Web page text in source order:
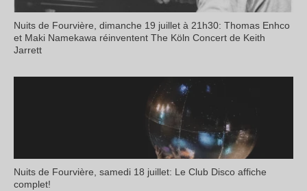
Nuits de Fourvière, dimanche 19 juillet à 21h30: Thomas Enhco
et Maki Namekawa réinventent The Köln Concert de Keith
Jarrett
Nuits de Fourvière, samedi 18 juillet: Le Club Disco affiche
complet!